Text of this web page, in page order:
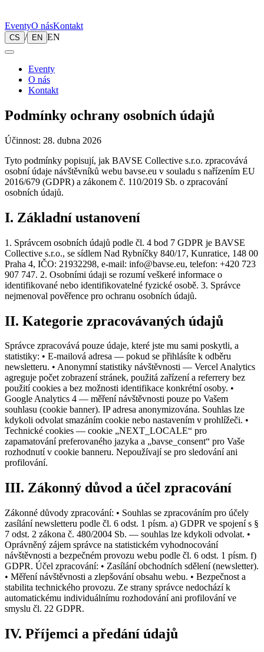
EventyO násKontakt
CS / EN EN
Eventy
O nás
Kontakt
Podmínky ochrany osobních údajů
Účinnost: 28. dubna 2026
Tyto podmínky popisují, jak BAVSE Collective s.r.o. zpracovává
osobní údaje návštěvníků webu bavse.eu v souladu s nařízením EU
2016/679 (GDPR) a zákonem č. 110/2019 Sb. o zpracování
osobních údajů.
I. Základní ustanovení
1. Správcem osobních údajů podle čl. 4 bod 7 GDPR je BAVSE
Collective s.r.o., se sídlem Nad Rybníčky 840/17, Kunratice, 148 00
Praha 4, IČO: 21932298, e-mail: info@bavse.eu, telefon: +420 723
907 747. 2. Osobními údaji se rozumí veškeré informace o
identifikované nebo identifikovatelné fyzické osobě. 3. Správce
nejmenoval pověřence pro ochranu osobních údajů.
II. Kategorie zpracovávaných údajů
Správce zpracovává pouze údaje, které jste mu sami poskytli, a
statistiky: • E-mailová adresa — pokud se přihlásíte k odběru
newsletteru. • Anonymní statistiky návštěvnosti — Vercel Analytics
agreguje počet zobrazení stránek, použitá zařízení a referrery bez
použití cookies a bez možnosti identifikace konkrétní osoby. •
Google Analytics 4 — měření návštěvnosti pouze po Vašem
souhlasu (cookie banner). IP adresa anonymizována. Souhlas lze
kdykoli odvolat smazáním cookie nebo nastavením v prohlížeči. •
Technické cookies — cookie „NEXT_LOCALE“ pro
zapamatování preferovaného jazyka a „bavse_consent“ pro Vaše
rozhodnutí v cookie banneru. Nepoužívají se pro sledování ani
profilování.
III. Zákonný důvod a účel zpracování
Zákonné důvody zpracování: • Souhlas se zpracováním pro účely
zasílání newsletteru podle čl. 6 odst. 1 písm. a) GDPR ve spojení s §
7 odst. 2 zákona č. 480/2004 Sb. — souhlas lze kdykoli odvolat. •
Oprávněný zájem správce na statistickém vyhodnocování
návštěvnosti a bezpečném provozu webu podle čl. 6 odst. 1 písm. f)
GDPR. Účel zpracování: • Zasílání obchodních sdělení (newsletter).
• Měření návštěvnosti a zlepšování obsahu webu. • Bezpečnost a
stabilita technického provozu. Ze strany správce nedochází k
automatickému individuálnímu rozhodování ani profilování ve
smyslu čl. 22 GDPR.
IV. Příjemci a předání údajů